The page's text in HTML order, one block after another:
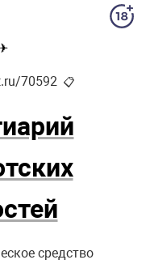
70592 📋
средство